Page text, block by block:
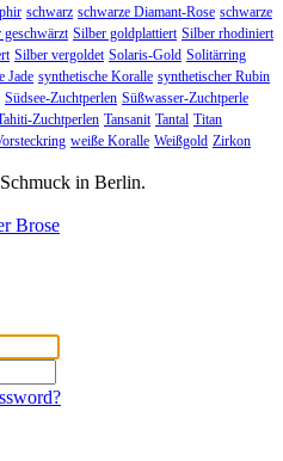
schwarz schwarze Diamant-Rose schwarze
geschwärzt Silber goldplattiert Silber rhodiniert
Silber vergoldet Solaris-Gold Solitärring
Jade synthetische Koralle synthetischer Rubin
Südsee-Zuchtperlen Süßwasser-Zuchtperle
Zuchtperlen Tansanit Tantal Titan
weiße Koralle Weißgold Zirkon
in Berlin.
Brose